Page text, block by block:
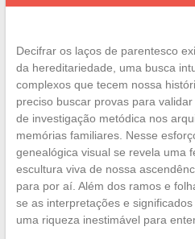
Decifrar os laços de parentesco
da hereditariedade, uma busca
complexos que tecem nossa
preciso buscar provas para
de investigação metódica nos
memórias familiares. Nesse
genealógica visual se revela uma
escultura viva de nossa
para por aí. Além dos ramos e
se as interpretações e
uma riqueza inestimável para